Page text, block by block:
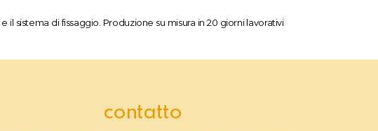
sistema di fissaggio. Produzione su misura in 20 giorni lavorativi
contatto